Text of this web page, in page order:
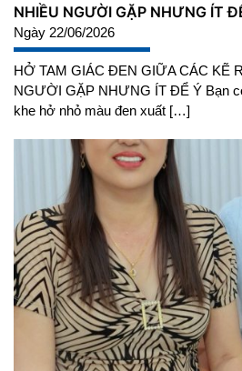
NHIỀU NGƯỜI GẶP NHƯNG ÍT
Ngày 22/06/2026
HỞ TAM GIÁC ĐEN GIỮA CÁC KẼ
NGƯỜI GẶP NHƯNG ÍT ĐỂ Ý Bạn
khe hở nhỏ màu đen xuất […]